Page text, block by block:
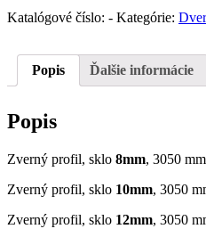
Katalógové číslo: - Kategórie:
Popis Ďalšie informácie
Popis
Zverný profil, sklo 8mm, 3050
Zverný profil, sklo 10mm, 3050
Zverný profil, sklo 12mm, 3050